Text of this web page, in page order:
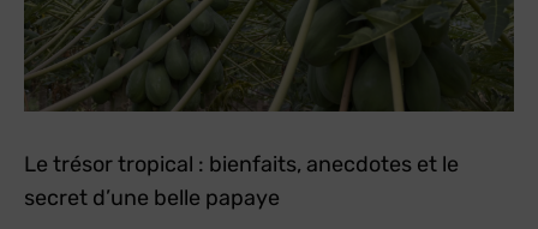
Le trésor tropical : bienfaits, anecdotes et le
secret d’une belle papaye